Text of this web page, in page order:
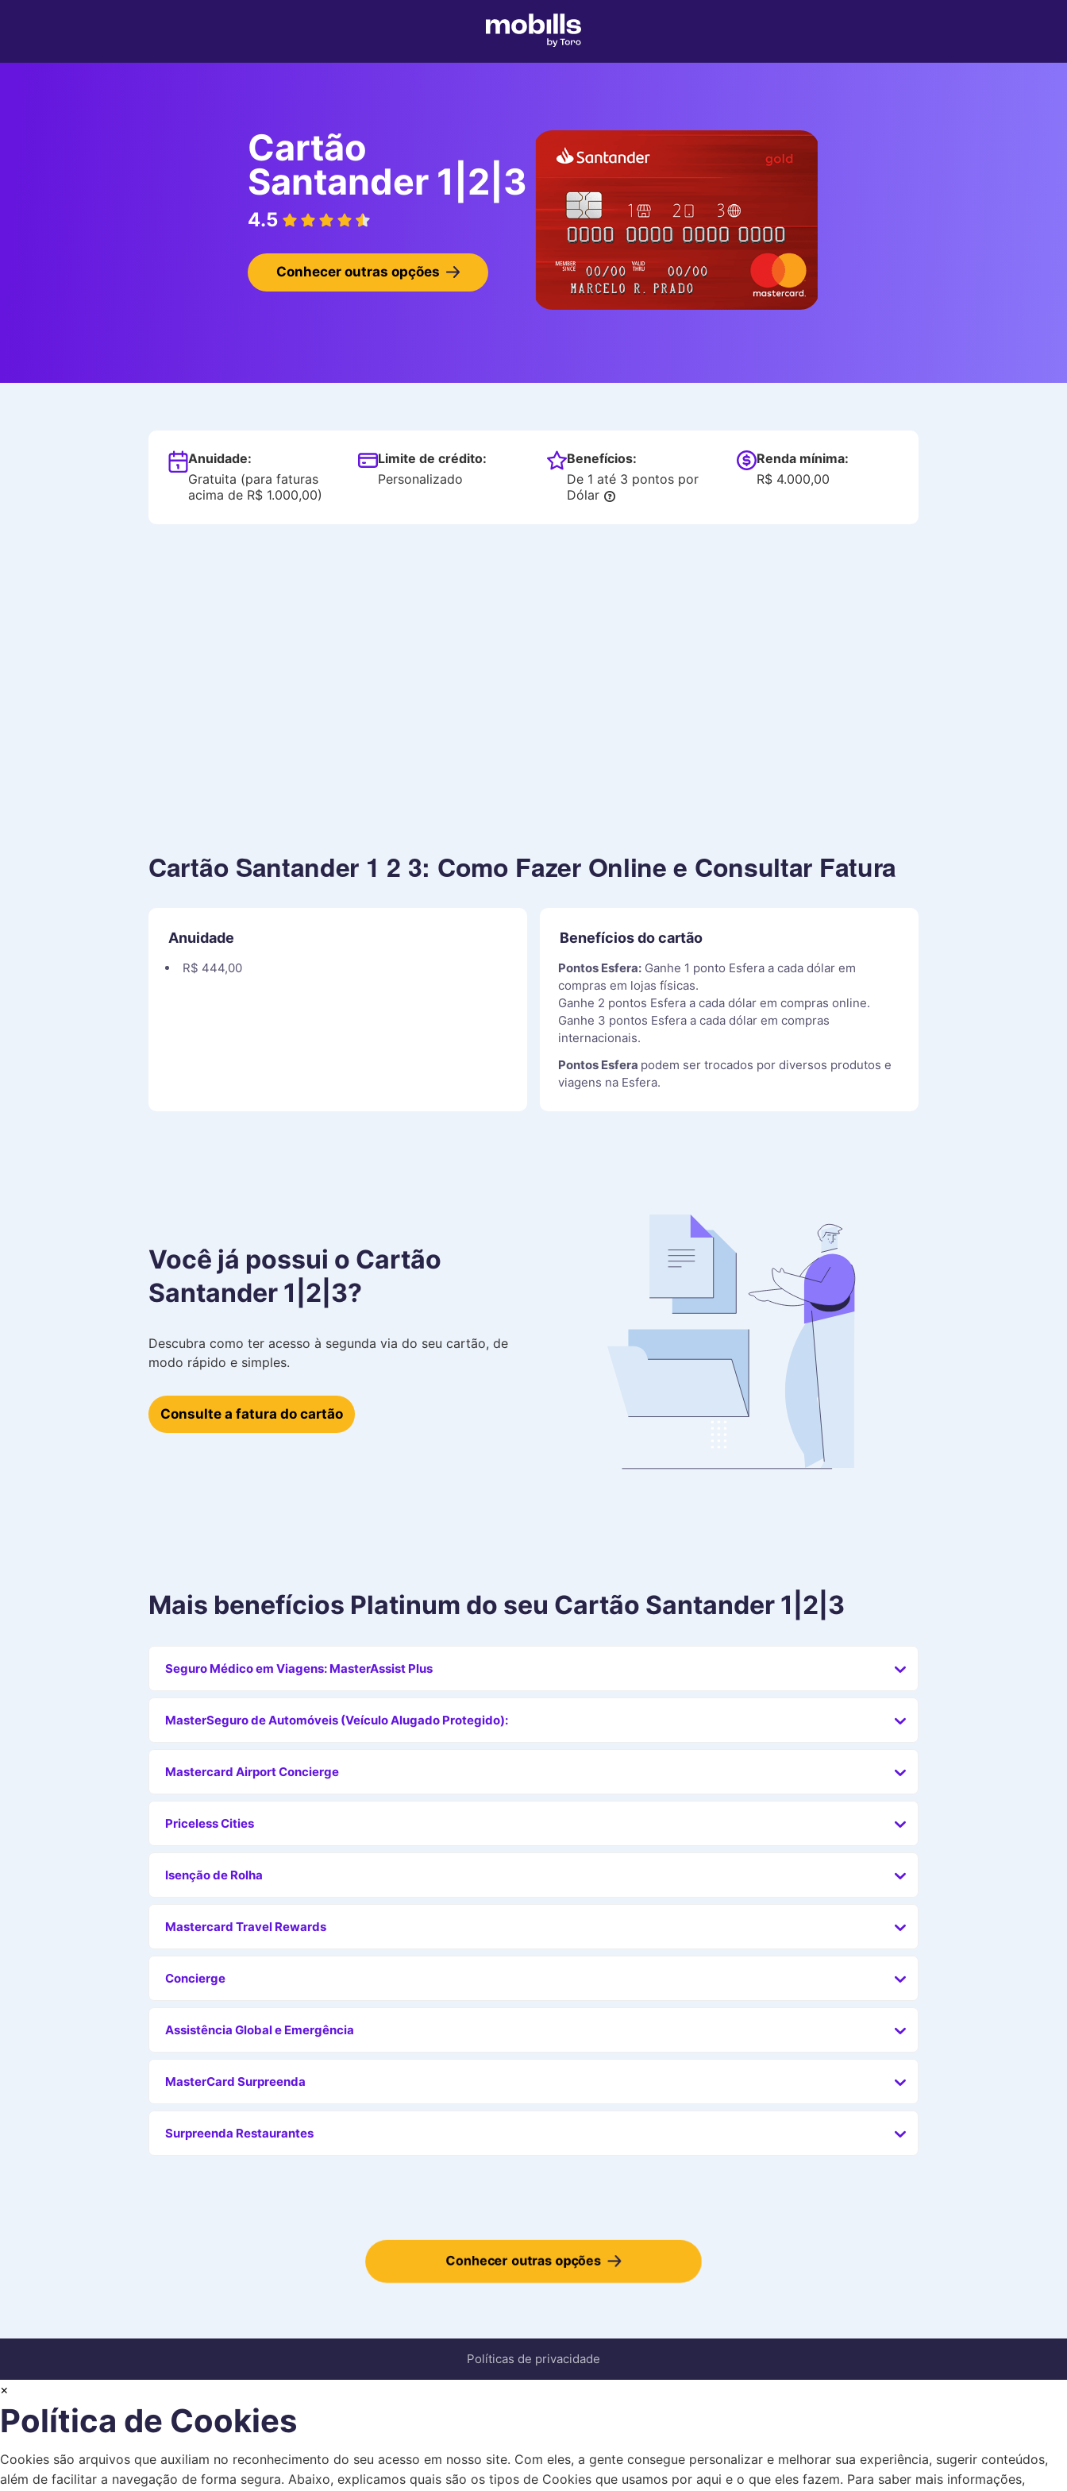
Cartão
Santander 1|2|3
4.5
Conhecer outras opções
Anuidade:
Gratuita (para faturas
acima de R$ 1.000,00)
Limite de crédito:
Personalizado
Benefícios:
De 1 até 3 pontos por
Dólar
Renda mínima:
R$ 4.000,00
Cartão Santander 1 2 3: Como Fazer Online e Consultar Fatura
Anuidade
R$ 444,00
Benefícios do cartão
Pontos Esfera:Ganhe 1 ponto Esfera a cada dólar em
compras em lojas físicas.
Ganhe 2 pontos Esfera a cada dólar em compras online.
Ganhe 3 pontos Esfera a cada dólar em compras
internacionais.
Pontos Esfera podem ser trocados por diversos produtos e
viagens na Esfera.
Você já possui o Cartão
Santander 1|2|3?
Descubra como ter acesso à segunda via do seu cartão, de
modo rápido e simples.
Consulte a fatura do cartão
Mais benefícios Platinum do seu Cartão Santander 1|2|3
Seguro Médico em Viagens: MasterAssist Plus
MasterSeguro de Automóveis (Veículo Alugado Protegido):
Mastercard Airport Concierge
Priceless Cities
Isenção de Rolha
Mastercard Travel Rewards
Concierge
Assistência Global e Emergência
MasterCard Surpreenda
Surpreenda Restaurantes
Conhecer outras opções
Políticas de privacidade
×
Política de Cookies
Cookies são arquivos que auxiliam no reconhecimento do seu acesso em nosso site. Com eles, a gente consegue personalizar e melhorar sua experiência, sugerir conteúdos,
além de facilitar a navegação de forma segura. Abaixo, explicamos quais são os tipos de Cookies que usamos por aqui e o que eles fazem. Para saber mais informações,